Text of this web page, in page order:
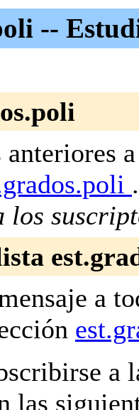
--
anteriores
los
a
a
las